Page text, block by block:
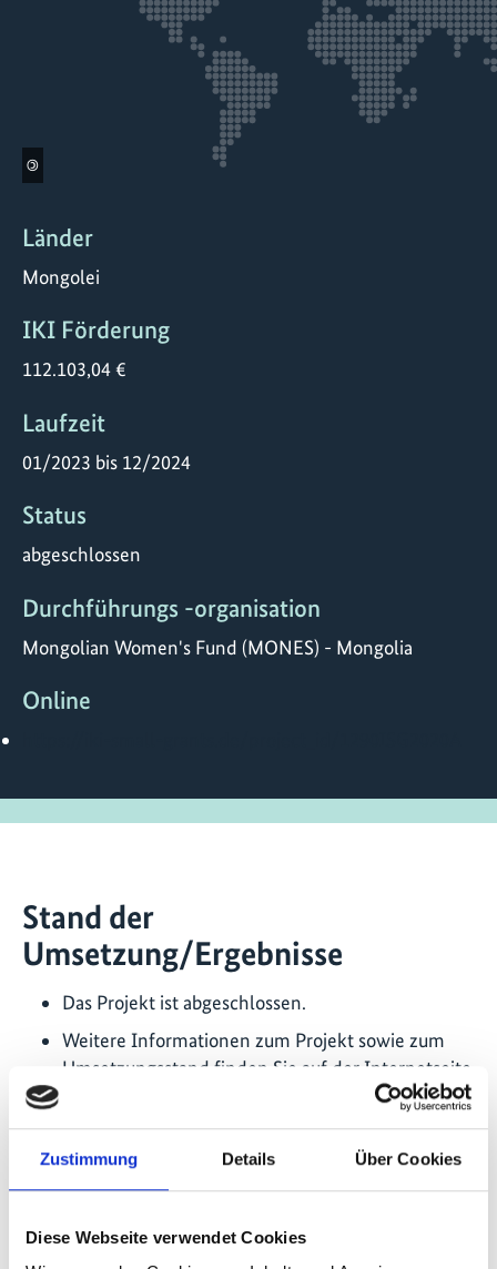
Zustimmung Details Über Cookies
Diese Webseite verwendet Cookies
©
Länder
Mongolei
IKI Förderung
112.103,04 €
Laufzeit
01/2023 bis 12/2024
Status
abgeschlossen
Durchführungs -organisation
Mongolian Women's Fund (MONES) - Mongolia
Online
Stand der
Umsetzung/Ergebnisse
Das Projekt ist abgeschlossen.
Weitere Informationen zum Projekt sowie zum
Umsetzungsstand finden Sie auf der Internetseite
iki-small-grants.de
Letzte Aktualisierung: